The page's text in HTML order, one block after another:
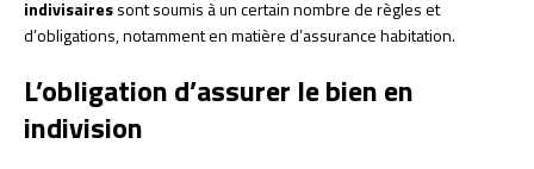
indivisairessont soumis à un certain nombre de règles et
d’obligations, notamment en matière d’assurance habitation.
L’obligation d’assurer le bien en
indivision